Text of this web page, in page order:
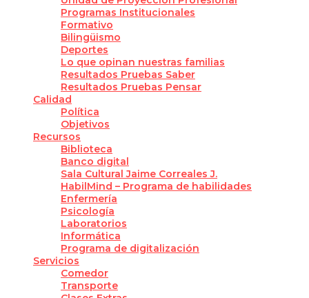
Programas Institucionales
Formativo
Bilingüismo
Deportes
Lo que opinan nuestras familias
Resultados Pruebas Saber
Resultados Pruebas Pensar
Calidad
Política
Objetivos
Recursos
Biblioteca
Banco digital
Sala Cultural Jaime Correales J.
HabilMind – Programa de habilidades
Enfermería
Psicología
Laboratorios
Informática
Programa de digitalización
Servicios
Comedor
Transporte